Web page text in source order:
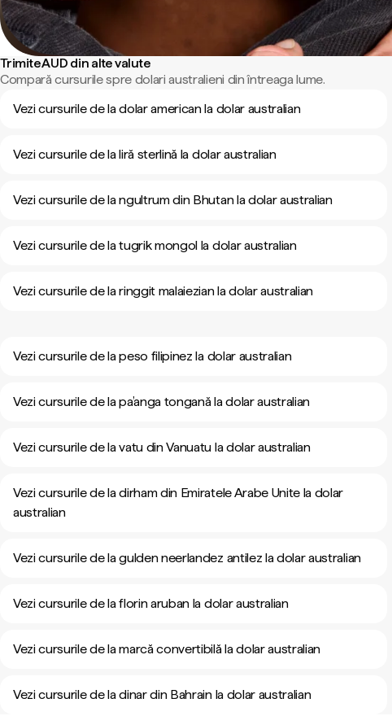
Trimite AUD din alte valute
Compară cursurile spre dolari australieni din întreaga lume.
Vezi cursurile de la dolar american la dolar australian
Vezi cursurile de la liră sterlină la dolar australian
Vezi cursurile de la ngultrum din Bhutan la dolar australian
Vezi cursurile de la tugrik mongol la dolar australian
Vezi cursurile de la ringgit malaiezian la dolar australian
Vezi cursurile de la peso filipinez la dolar australian
Vezi cursurile de la pa’anga tongană la dolar australian
Vezi cursurile de la vatu din Vanuatu la dolar australian
Vezi cursurile de la dirham din Emiratele Arabe Unite la dolar
australian
Vezi cursurile de la gulden neerlandez antilez la dolar australian
Vezi cursurile de la florin aruban la dolar australian
Vezi cursurile de la marcă convertibilă la dolar australian
Vezi cursurile de la dinar din Bahrain la dolar australian